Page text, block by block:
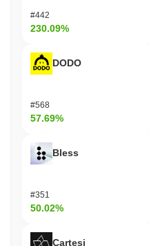
意行为或未能正确验证交易
制鼓励参与者的诚实行为。
进一步增强了网络对潜在漏
全可靠的环境。
（KYC）要求。团队通过实
应对监管环境。 此外，
署的补丁解决了该问题，确
智能合约进行了全面审计，
险，团队强调在沟通中的透
#442
230.09%
DODO
#568
57.69%
Bless
#351
50.02%
Cartesi